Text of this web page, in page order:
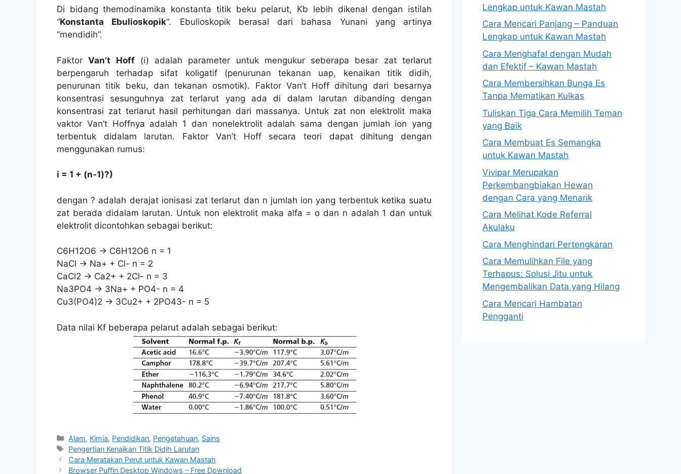
Di bidang themodinamika konstanta titik beku pelarut, Kb lebih dikenal dengan istilah
“Konstanta Ebulioskopik“. Ebulioskopik berasal dari bahasa Yunani yang artinya
“mendidih”.
FaktorVan’t Hoff(i) adalah parameter untuk mengukur seberapa besar zat terlarut
berpengaruh terhadap sifat koligatif (penurunan tekanan uap, kenaikan titik didih,
penurunan titik beku, dan tekanan osmotik). Faktor Van’t Hoff dihitung dari besarnya
konsentrasi sesunguhnya zat terlarut yang ada di dalam larutan dibanding dengan
konsentrasi zat terlarut hasil perhitungan dari massanya. Untuk zat non elektrolit maka
vaktor Van’t Hoffnya adalah 1 dan nonelektrolit adalah sama dengan jumlah ion yang
terbentuk didalam larutan. Faktor Van’t Hoff secara teori dapat dihitung dengan
menggunakan rumus:
i = 1 + (n-1)?)
dengan ? adalah derajat ionisasi zat terlarut dan n jumlah ion yang terbentuk ketika suatu
zat berada didalam larutan. Untuk non elektrolit maka alfa = o dan n adalah 1 dan untuk
elektrolit dicontohkan sebagai berikut:
C6H12O6 -> C6H12O6 n = 1
NaCl -> Na+ + Cl- n = 2
CaCl2 -> Ca2+ + 2Cl- n = 3
Na3PO4 -> 3Na+ + PO4- n = 4
Cu3(PO4)2 -> 3Cu2+ + 2PO43- n = 5
Data nilai Kf beberapa pelarut adalah sebagai berikut:
Kategori
Alam, Kimia, Pendidikan, Pengetahuan, Sains
Tag
Pengertian Kenaikan Titik Didih Larutan
Cara Meratakan Perut untuk Kawan Mastah
Browser Puffin Desktop Windows – Free Download
Lengkap untuk Kawan Mastah
Cara Mencari Panjang – Panduan
Lengkap untuk Kawan Mastah
Cara Menghafal dengan Mudah
dan Efektif – Kawan Mastah
Cara Membersihkan Bunga Es
Tanpa Mematikan Kulkas
Tuliskan Tiga Cara Memilih Teman
yang Baik
Cara Membuat Es Semangka
untuk Kawan Mastah
Vivipar Merupakan
Perkembangbiakan Hewan
dengan Cara yang Menarik
Cara Melihat Kode Referral
Akulaku
Cara Menghindari Pertengkaran
Cara Memulihkan File yang
Terhapus: Solusi Jitu untuk
Mengembalikan Data yang Hilang
Cara Mencari Hambatan
Pengganti